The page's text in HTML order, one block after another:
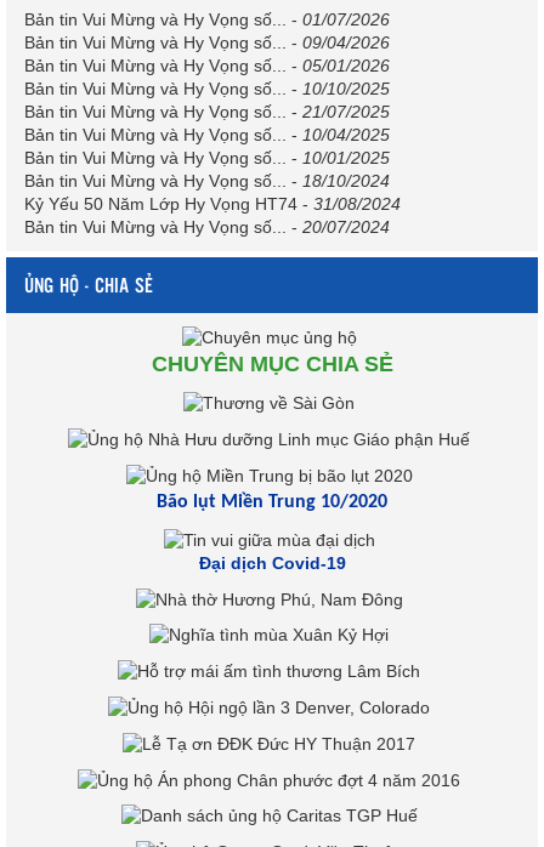
Bản tin Vui Mừng và Hy Vọng số... - 01/07/2026
Bản tin Vui Mừng và Hy Vọng số...
- 09/04/2026
Bản tin Vui Mừng và Hy Vọng số...
- 05/01/2026
Bản tin Vui Mừng và Hy Vọng số...
- 10/10/2025
Bản tin Vui Mừng và Hy Vọng số...
- 21/07/2025
Bản tin Vui Mừng và Hy Vọng số...
- 10/04/2025
Bản tin Vui Mừng và Hy Vọng số...
- 10/01/2025
Bản tin Vui Mừng và Hy Vọng số...
- 18/10/2024
Kỷ Yếu 50 Năm Lớp Hy Vọng HT74 - 31/08/2024
Bản tin Vui Mừng và Hy Vọng số...
- 20/07/2024
ỦNG HỘ - CHIA SẺ
CHUYÊN MỤC CHIA SẺ
Bão lụt Miền Trung 10/2020
Đại dịch Covid-19